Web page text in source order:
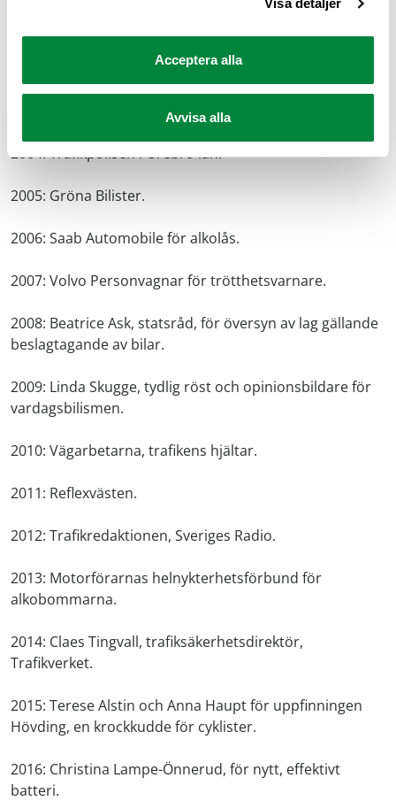
Visa detaljer
Acceptera alla
Avvisa alla
2001: Trafiksäkerhetsforskaren Thomas Thurbell.
2003: ”Trafikmagasinet”, Sveriges Television.
2004: Trafikpolisen i Örebro län.
2005: Gröna Bilister.
2006: Saab Automobile för alkolås.
2007: Volvo Personvagnar för trötthetsvarnare.
2008: Beatrice Ask, statsråd, för översyn av lag gällande
beslagtagande av bilar.
2009: Linda Skugge, tydlig röst och opinionsbildare för
vardagsbilismen.
2010: Vägarbetarna, trafikens hjältar.
2011: Reflexvästen.
2012: Trafikredaktionen, Sveriges Radio.
2013: Motorförarnas helnykterhetsförbund för
alkobommarna.
2014: Claes Tingvall, trafiksäkerhetsdirektör,
Trafikverket.
2015: Terese Alstin och Anna Haupt för uppfinningen
Hövding, en krockkudde för cyklister.
2016: Christina Lampe-Önnerud, för nytt, effektivt
batteri.